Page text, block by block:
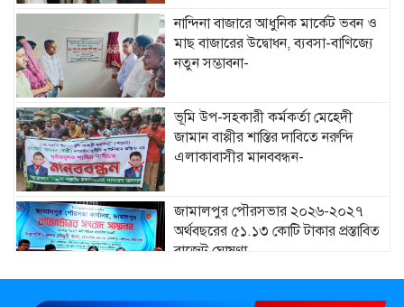
নান্দিনা বাজারে আধুনিক মার্কেট ভবন ও
মাছ বাজারের উদ্বোধন, ব্যবসা-বাণিজ্যে
নতুন সম্ভাবনা-
ভূমি উপ-সহকারী কর্মকর্তা মেহেদী
জামান বাপ্পীর শাস্তির দাবিতে নরুন্দি
এলাকাবাসীর মানববন্ধন-
জামালপুর পৌরসভার ২০২৬-২০২৭
অর্থবছরের ৫১.১৩ কোটি টাকার প্রস্তাবিত
বাজেট ঘোষণা-